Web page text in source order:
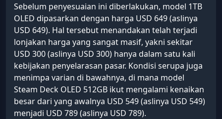
Sebelum penyesuaian ini diberlakukan, model 1TB
OLED dipasarkan dengan harga USD 649 (aslinya
USD 649). Hal tersebut menandakan telah terjadi
lonjakan harga yang sangat masif, yakni sekitar
USD 300 (aslinya USD 300) hanya dalam satu kali
kebijakan penyelarasan pasar. Kondisi serupa juga
menimpa varian di bawahnya, di mana model
Steam Deck OLED 512GB ikut mengalami kenaikan
besar dari yang awalnya USD 549 (aslinya USD 549)
menjadi USD 789 (aslinya USD 789).